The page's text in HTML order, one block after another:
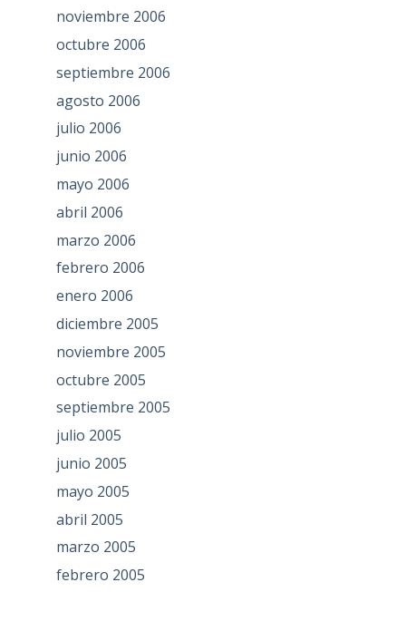
noviembre 2006
octubre 2006
septiembre 2006
agosto 2006
julio 2006
junio 2006
mayo 2006
abril 2006
marzo 2006
febrero 2006
enero 2006
diciembre 2005
noviembre 2005
octubre 2005
septiembre 2005
julio 2005
junio 2005
mayo 2005
abril 2005
marzo 2005
febrero 2005